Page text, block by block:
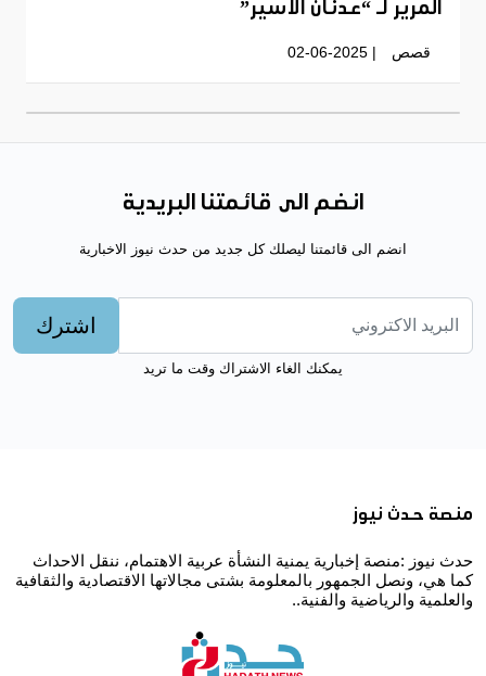
المرير لـ “عدنان الأسير”
قصص | 02-06-2025
انضم الى قائمتنا البريدية
انضم الى قائمتنا ليصلك كل جديد من حدث نيوز الاخبارية
اشترك
يمكنك الغاء الاشتراك وقت ما تريد
منصة حدث نيوز
حدث نيوز :منصة إخبارية يمنية النشأة عربية الاهتمام، ننقل الاحداث
كما هي، ونصل الجمهور بالمعلومة بشتى مجالاتها الاقتصادية والثقافية
والعلمية والرياضية والفنية..